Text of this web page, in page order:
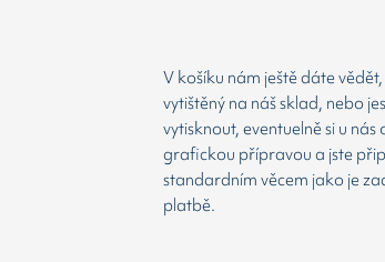
V košíku nám ještě dáte
vytištěný na náš sklad, nebo
vytisknout, eventuelně si u
grafickou přípravou a jste
standardním věcem jako je
platbě.